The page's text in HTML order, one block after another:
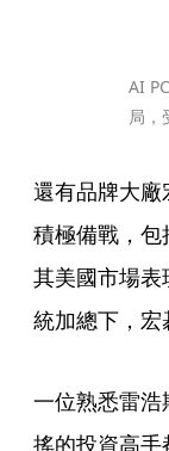
AI
局，
還有品牌大廠
積極備戰，
其美國市場
統加總下，
一位熟悉雷
搖的投資高